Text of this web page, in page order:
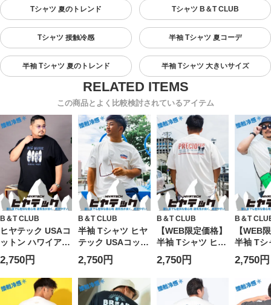
Tシャツ 夏のトレンド Tシャツ B＆T CLUB
Tシャツ 接触冷感 半袖 Tシャツ 夏コーデ
半袖 Tシャツ 夏のトレンド 半袖 Tシャツ 大きいサイズ
この商品とよく比較検討されているアイテム
B＆T CLUB
ヒヤテック USAコ
ットン ハワイアン
クルーネック 半袖
Tシャツ Sorona
大きいサイズ メン
ズ
2,750円
B＆T CLUB
半袖 Tシャツ ヒヤ
テック USAコット
ン 刺繍 クルーネ
ック トップス シ
ンプル 春 夏 大き
いサイズ メンズ
2,750円
B＆T CLUB
【WEB限定価格】
半袖 Tシャツ ヒヤ
テック USAコット
ン アニマルプリン
ト クルーネック
トップス プリント
春 夏 大きいサイ
2,750円
B＆T
【WEB
半袖 Tシ
テック
ン フォ
プス Tシ
大きい
2,750円